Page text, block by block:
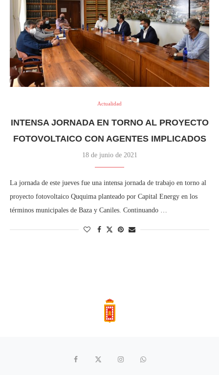
Actualidad
INTENSA JORNADA EN TORNO AL PROYECTO
FOTOVOLTAICO CON AGENTES IMPLICADOS
18 de junio de 2021
La jornada de este jueves fue una intensa jornada de trabajo en torno al
proyecto fotovoltaico Ququima planteado por Capital Energy en los
términos municipales de Baza y Caniles. Continuando …